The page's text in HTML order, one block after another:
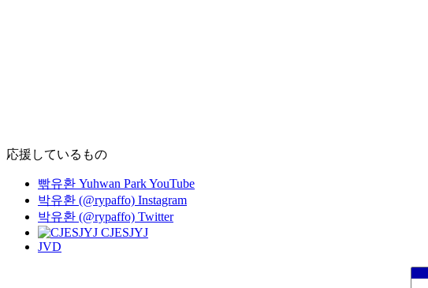
応援しているもの
빢유환 Yuhwan Park YouTube
박유환 (@rypaffo) Instagram
박유환 (@rypaffo) Twitter
CJESJYJ
JVD